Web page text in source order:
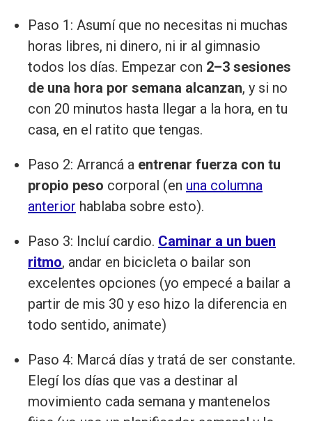
Paso 1: Asumí que no necesitas ni muchas
horas libres, ni dinero, ni ir al gimnasio
todos los días. Empezar con 2–3 sesiones
de una hora por semana alcanzan, y si no
con 20 minutos hasta llegar a la hora, en tu
casa, en el ratito que tengas.
Paso 2: Arrancá a entrenar fuerza con tu
propio peso corporal (en una columna
anterior hablaba sobre esto).
Paso 3: Incluí cardio. Caminar a un buen
ritmo, andar en bicicleta o bailar son
excelentes opciones (yo empecé a bailar a
partir de mis 30 y eso hizo la diferencia en
todo sentido, animate)
Paso 4: Marcá días y tratá de ser constante.
Elegí los días que vas a destinar al
movimiento cada semana y mantenelos